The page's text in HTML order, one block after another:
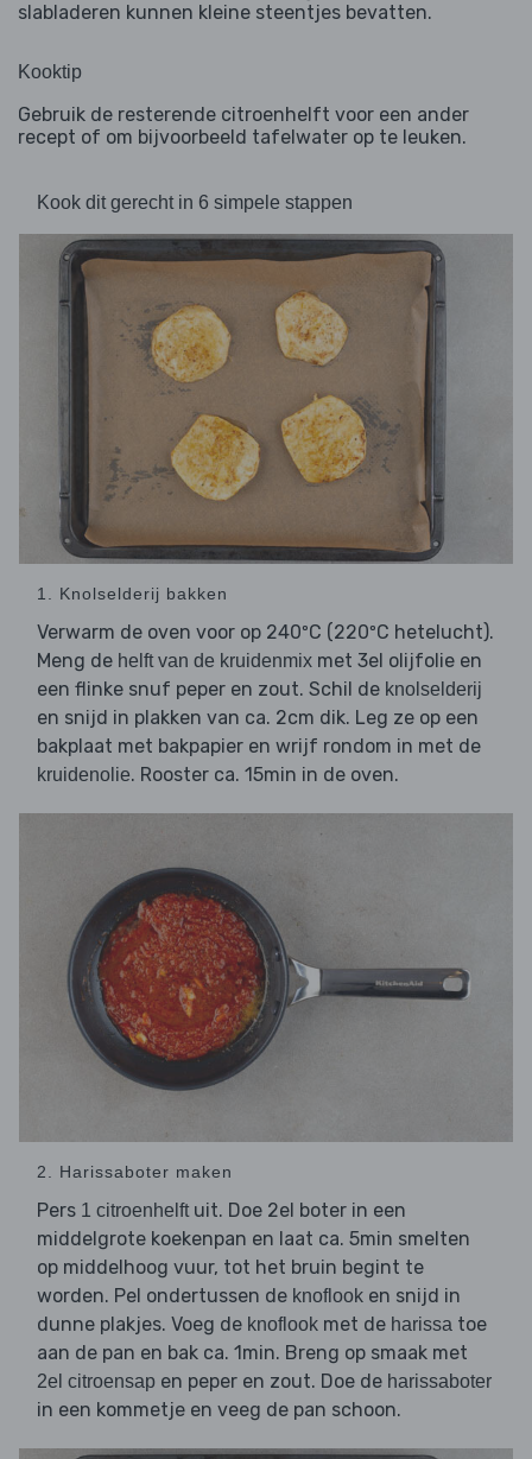
slabladeren kunnen kleine steentjes bevatten.
Kooktip
Gebruik de resterende citroenhelft voor een ander
recept of om bijvoorbeeld tafelwater op te leuken.
Kook dit gerecht in 6 simpele stappen
1. Knolselderij bakken
Verwarm de oven voor op 240ºC (220ºC hetelucht).
Meng de helft van de kruidenmix met 3el olijfolie en
een flinke snuf peper en zout. Schil de knolselderij
en snijd in plakken van ca. 2cm dik. Leg ze op een
bakplaat met bakpapier en wrijf rondom in met de
kruidenolie. Rooster ca. 15min in de oven.
2. Harissaboter maken
Pers 1 citroenhelftuit. Doe 2el boter in een
middelgrote koekenpan en laat ca. 5min smelten
op middelhoog vuur, tot het bruin begint te
worden. Pel ondertussen de knoflook en snijd in
dunne plakjes. Voeg de knoflook met de harissa toe
aan de pan en bak ca. 1min. Breng op smaak met
2el citroensap en peper en zout. Doe de harissaboter
in een kommetje en veeg de pan schoon.